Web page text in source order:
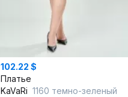
102.22 $
Платье
KaVaRi 1160 темно-зеленый